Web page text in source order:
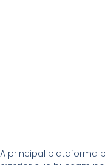
A principal plataforma